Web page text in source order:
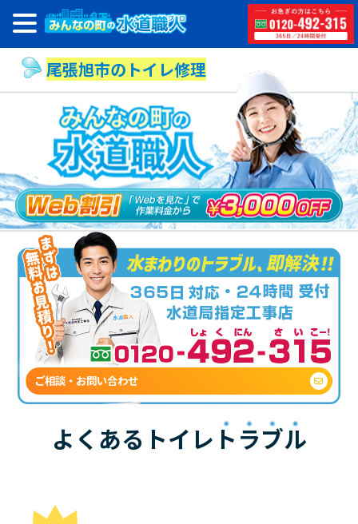
尾張旭市のトイレ修理
ご相談・お問い合わせ
よくあるトイレ トラブル